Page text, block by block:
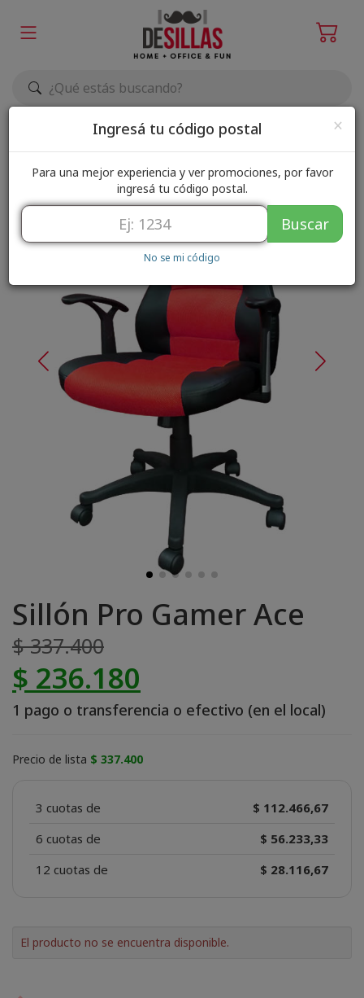
Elegir zona de envío
Sillón Pro Gamer Ace
$ 337.400
$ 236.180
1 pago o transferencia o efectivo (en el local)
Precio de lista $ 337.400
3 cuotas de
$ 112.466,67
6 cuotas de
$ 56.233,33
12 cuotas de
$ 28.116,67
El producto no se encuentra disponible.
×
Ingresá tu código postal
Para una mejor experiencia y ver promociones, por favor
ingresá tu código postal.
Buscar
No se mi código